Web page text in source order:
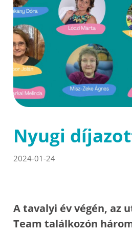
Nyugi
2024-01-24
A tavalyi év végén, az
Team találkozón